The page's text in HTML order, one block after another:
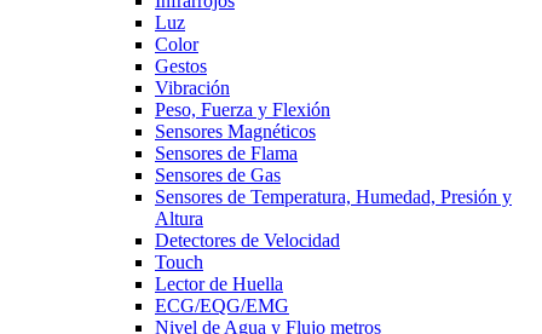
Luz
Color
Gestos
Vibración
Peso, Fuerza y Flexión
Sensores Magnéticos
Sensores de Flama
Sensores de Gas
Sensores de Temperatura, Humedad, Presión y
Altura
Detectores de Velocidad
Touch
Lector de Huella
ECG/EQG/EMG
Nivel de Agua y Flujo metros